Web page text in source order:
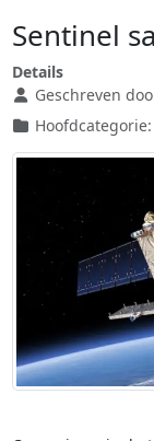
Sentinel
Details
Geschreven
Hoofdcategorie: